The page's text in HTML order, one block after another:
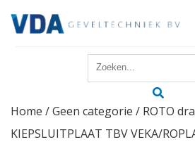
Reparatie
Home /Geen categorie / ROTO
KIEPSLUITPLAAT TBV VEKA/